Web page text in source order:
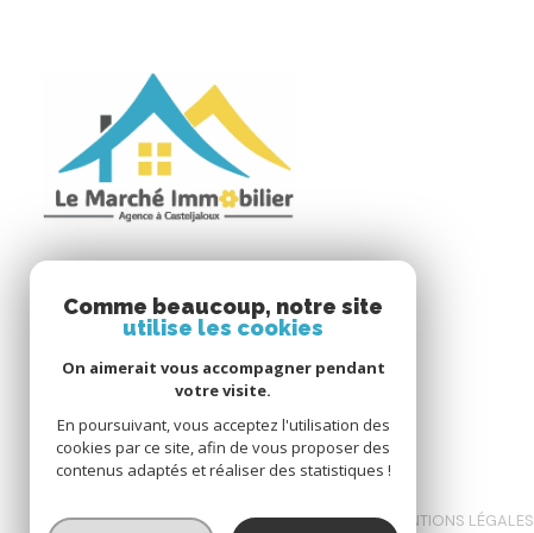
Le Marché Immobilier
lmi47@orange.fr
47700 Casteljaloux
NOS HONORAIRES NOS PARTENAIRES MENTIONS LÉGALES
Comme beaucoup, notre site
utilise les cookies
On aimerait vous accompagner pendant
votre visite.
En poursuivant, vous acceptez l'utilisation des
cookies par ce site, afin de vous proposer des
contenus adaptés et réaliser des statistiques !